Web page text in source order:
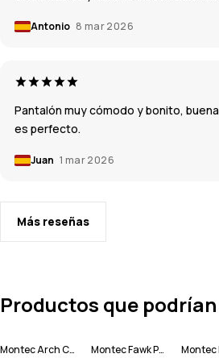
Antonio 8 mar 2026
Pantalón muy cómodo y bonito,
es perfecto.
Juan 1 mar 2026
Más reseñas
Productos que
Montec Arch Chaqueta Esquí Hombre
Montec Fawk Pantalones Esquí Hombre